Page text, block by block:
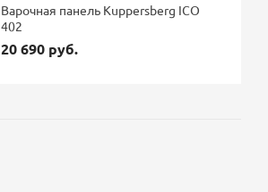
Варочная панель Kuppersberg ICO
402
20 690 руб.